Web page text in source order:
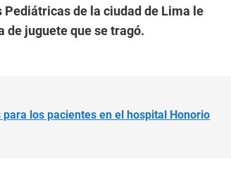
de la ciudad de Lima le
de juguete que se tragó.
los pacientes en el hospital Honorio